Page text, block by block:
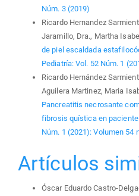
Núm. 3 (2019)
Ricardo Hernandez
Jaramillo, Dra., Martha
de piel escaldada
Pediatría: Vol. 52 Núm. 1
Ricardo Hernández
Aguilera Martinez, Maria
Pancreatitis necrosante
fibrosis quística en
Núm. 1 (2021): Volumen 54
Artículos
Óscar Eduardo Castro-